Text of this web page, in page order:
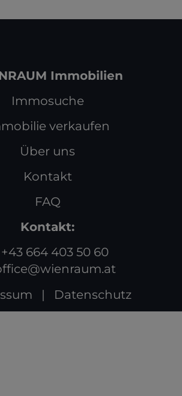
Immobilien
Immosuche
verkaufen
Über uns
Kontakt
FAQ
Kontakt:
+43 664 403 50 60
| Datenschutz